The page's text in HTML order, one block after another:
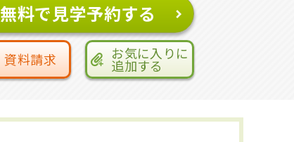
無料で見学予約する
資料請求 お気に入りに
追加する